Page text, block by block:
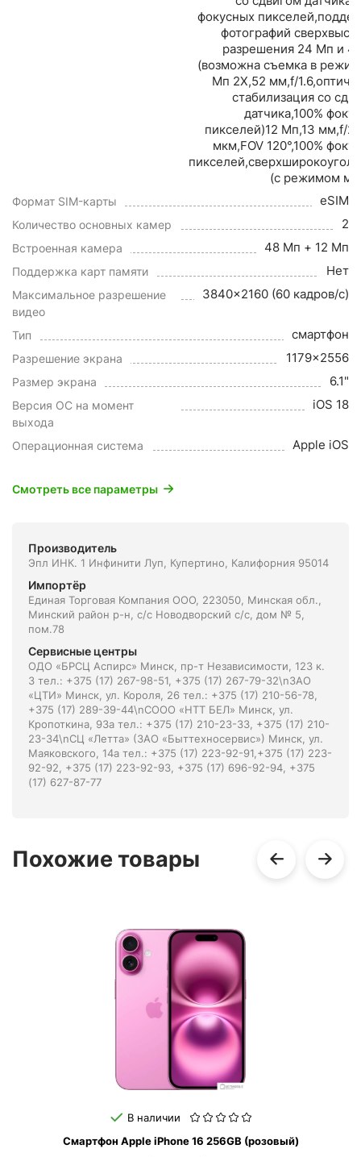
фокусных
фотографий
разрешения 24 Мп и
(возможна съемка в
Мп 2X,52 мм,f/
стабилизация со
датчика,100%
пикселей)12 Мп,13 мм,f/
мкм,FOV 120°,100%
(с режимом
Формат SIM-карты eSIM
Количество основных камер 2
Встроенная камера 48 Мп + 12 Мп
Поддержка карт памяти Нет
Максимальное разрешение
видео
3840x2160 (60 кадров/с)
Тип смартфон
Разрешение экрана 1179x2556
Размер экрана 6.1"
Версия ОС на момент
выхода
iOS 18
Операционная система Apple iOS
Смотреть все параметры
Производитель
Эпл ИНК. 1 Инфинити Луп, Купертино, Калифорния 95014
Импортёр
Единая Торговая Компания ООО, 223050, Минская обл.,
Минский район р-н, с/с Новодворский с/с, дом № 5,
пом.78
Сервисные центры
ОДО «БРСЦ Аспирс» Минск, пр-т Независимости, 123 к.
3 тел.: +375 (17) 267-98-51, +375 (17) 267-79-32\nЗАО
«ЦТИ» Минск, ул. Короля, 26 тел.: +375 (17) 210-56-78,
+375 (17) 289-39-44\nСООО «НТТ БЕЛ» Минск, ул.
Кропоткина, 93а тел.: +375 (17) 210-23-33, +375 (17) 210-
23-34\nСЦ «Летта» (ЗАО «Быттехносервис») Минск, ул.
Маяковского, 14а тел.: +375 (17) 223-92-91,+375 (17) 223-
92-92, +375 (17) 223-92-93, +375 (17) 696-92-94, +375
(17) 627-87-77
Похожие товары
В наличии
Смартфон Apple iPhone 16 256GB (розовый)